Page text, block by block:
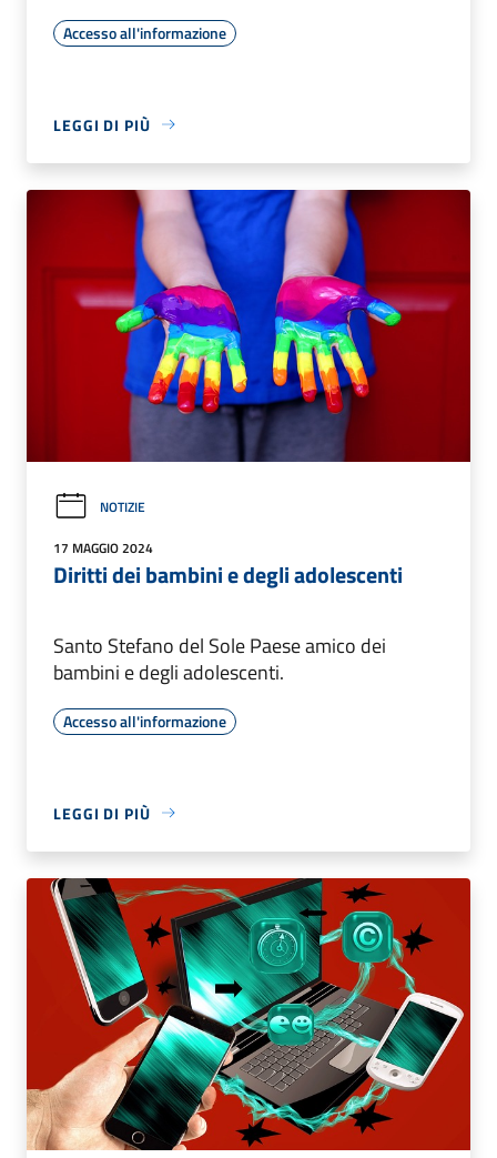
Accesso all'informazione
LEGGI DI PIÙ
NOTIZIE
17 MAGGIO 2024
Diritti dei bambini e degli adolescenti
Santo Stefano del Sole Paese amico dei
bambini e degli adolescenti.
Accesso all'informazione
LEGGI DI PIÙ